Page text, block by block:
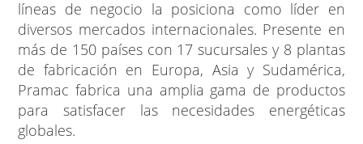
líneas de negocio la posiciona como líder en
diversos mercados internacionales. Presente en
más de 150 países con 17 sucursales y 8 plantas
de fabricación en Europa, Asia y Sudamérica,
Pramac fabrica una amplia gama de productos
para satisfacer las necesidades energéticas
globales.